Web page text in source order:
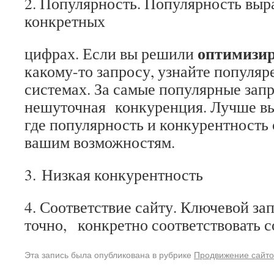
конкретных
цифрах. Если вы решили
какому-то запросу, узнайте
системах. За самые популярные
нешуточная конкуренция. Лучше
где популярность и
вашим возможностям.
3. Низкая конкурентность
4. Соответствие сайту. Ключевой
точно, конкретно соответствовать
Эта запись была опубликована в рубрике Продвижение